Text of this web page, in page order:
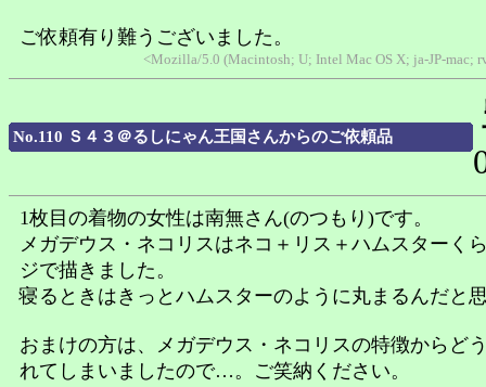
ご依頼有り難うございました。
<Mozilla/5.0 (Macintosh; U; Intel Mac OS X; ja-JP-mac;
No.110 Ｓ４３＠るしにゃん王国さんからのご依頼品
1枚目の着物の女性は南無さん(のつもり)です。
メガデウス・ネコリスはネコ＋リス＋ハムスターく
ジで描きました。
寝るときはきっとハムスターのように丸まるんだと
おまけの方は、メガデウス・ネコリスの特徴からど
れてしまいましたので…。ご笑納ください。